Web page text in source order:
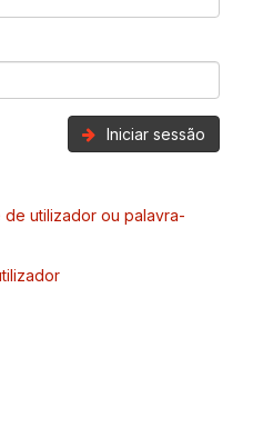
Iniciar sessão
de utilizador ou palavra-